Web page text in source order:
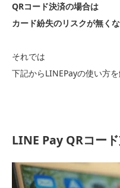
QRコード決済の場合は
カード紛失のリスクが無くな
それでは
下記からLINEPayの使い方を
LINE Pay QRコー